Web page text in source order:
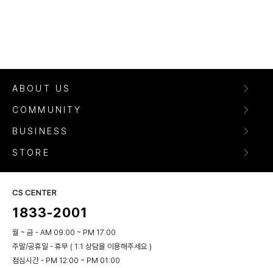
ABOUT US
COMMUNITY
BUSINESS
STORE
CS CENTER
1833-2001
월 ~ 금 - AM 09:00 ~ PM 17:00
주말/공휴일 - 휴무 ( 1:1 상담을 이용해주세요 )
점심시간 - PM 12:00 ~ PM 01:00